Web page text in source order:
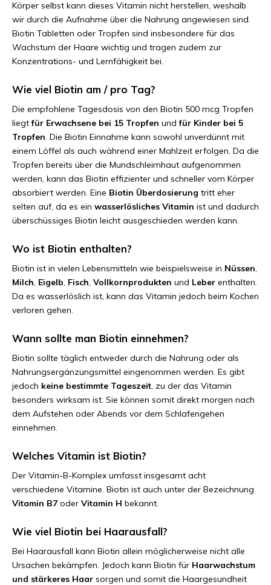
Körper selbst kann dieses Vitamin nicht herstellen, weshalb
wir durch die Aufnahme über die Nahrung angewiesen sind.
Biotin Tabletten oder Tropfen sind insbesondere für das
Wachstum der Haare wichtig und tragen zudem zur
Konzentrations- und Lernfähigkeit bei.
Wie viel Biotin am / pro Tag?
Die empfohlene Tagesdosis von den Biotin 500 mcg Tropfen
liegtfür Erwachsene bei 15 Tropfen undfür Kinder bei 5
Tropfen. Die Biotin Einnahme kann sowohl unverdünnt mit
einem Löffel als auch während einer Mahlzeit erfolgen. Da die
Tropfen bereits über die Mundschleimhaut aufgenommen
werden, kann das Biotin effizienter und schneller vom Körper
absorbiert werden. Eine Biotin Überdosierung tritt eher
selten auf, da es ein wasserlösliches Vitamin ist und dadurch
überschüssiges Biotin leicht ausgeschieden werden kann.
Wo ist Biotin enthalten?
Biotin ist in vielen Lebensmitteln wie beispielsweise in Nüssen,
Milch, Eigelb, Fisch, Vollkornprodukten und Leber enthalten.
Da es wasserlöslich ist, kann das Vitamin jedoch beim Kochen
verloren gehen.
Wann sollte man Biotin einnehmen?
Biotin sollte täglich entweder durch die Nahrung oder als
Nahrungsergänzungsmittel eingenommen werden. Es gibt
jedoch keine bestimmte Tageszeit, zu der das Vitamin
besonders wirksam ist. Sie können somit direkt morgen nach
dem Aufstehen oder Abends vor dem Schlafengehen
einnehmen.
Welches Vitamin ist Biotin?
Der Vitamin-B-Komplex umfasst insgesamt acht
verschiedene Vitamine. Biotin ist auch unter der Bezeichnung
Vitamin B7 oder Vitamin H bekannt.
Wie viel Biotin bei Haarausfall?
Bei Haarausfall kann Biotin allein möglicherweise nicht alle
Ursachen bekämpfen. Jedoch kann Biotin für Haarwachstum
und stärkeres Haar sorgen und somit die Haargesundheit